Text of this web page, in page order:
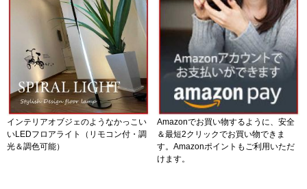
インテリアオブジェのようなかっこい
いLEDフロアライト（リモコン付・調
光＆調色可能）
Amazonでお買い物するように、安全
＆最短2クリックでお買い物できま
す。Amazonポイントもご利用いただ
けます。